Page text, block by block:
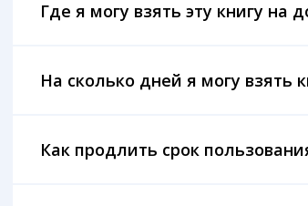
Где я могу взять эту книгу на
На сколько дней я могу взять
Как продлить срок